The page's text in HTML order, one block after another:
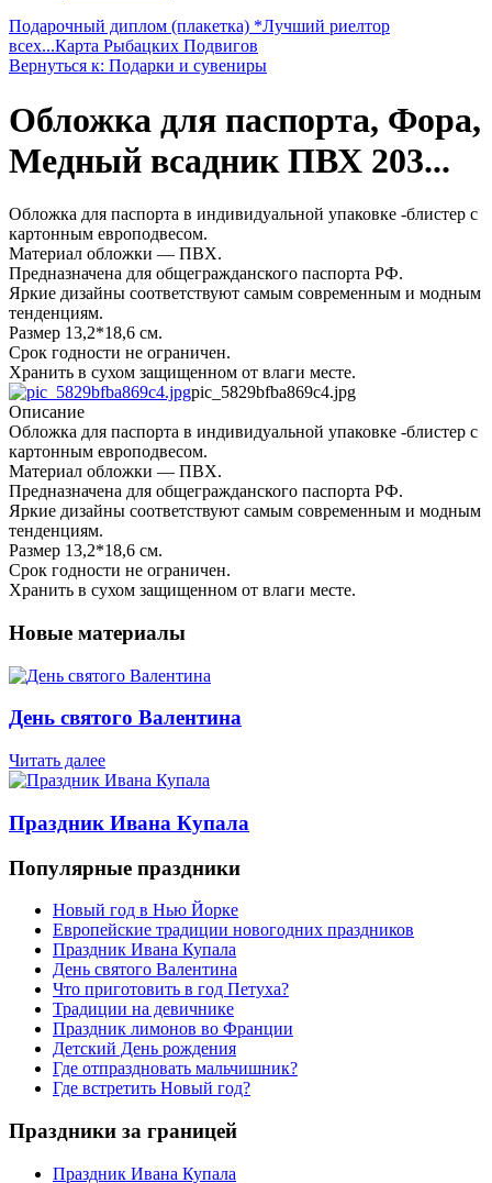
Подарочный диплом (плакетка) *Лучший риелтор
всех...Карта Рыбацких Подвигов
Вернуться к: Подарки и сувениры
Обложка для паспорта, Фора,
Медный всадник ПВХ 203...
Обложка для паспорта в индивидуальной упаковке -блистер с
картонным европодвесом.
Материал обложки — ПВХ.
Предназначена для общегражданского паспорта РФ.
Яркие дизайны соответствуют самым современным и модным
тенденциям.
Размер 13,2*18,6 см.
Срок годности не ограничен.
Хранить в сухом защищенном от влаги месте.
pic_5829bfba869c4.jpg
Описание
Обложка для паспорта в индивидуальной упаковке -блистер с
картонным европодвесом.
Материал обложки — ПВХ.
Предназначена для общегражданского паспорта РФ.
Яркие дизайны соответствуют самым современным и модным
тенденциям.
Размер 13,2*18,6 см.
Срок годности не ограничен.
Хранить в сухом защищенном от влаги месте.
Новые материалы
День святого Валентина
Читать далее
Праздник Ивана Купала
Популярные праздники
Новый год в Нью Йорке
Европейские традиции новогодних праздников
Праздник Ивана Купала
День святого Валентина
Что приготовить в год Петуха?
Традиции на девичнике
Праздник лимонов во Франции
Детский День рождения
Где отпраздновать мальчишник?
Где встретить Новый год?
Праздники за границей
Праздник Ивана Купала